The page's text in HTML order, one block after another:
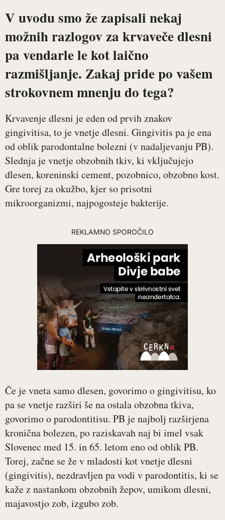
V uvodu smo že zapisali nekaj
možnih razlogov za krvaveče dlesni
pa vendarle le kot laično
razmišljanje. Zakaj pride po vašem
strokovnem mnenju do tega?
Krvavenje dlesni je eden od prvih znakov
gingivitisa, to je vnetje dlesni. Gingivitis pa je ena
od oblik parodontalne bolezni (v nadaljevanju PB).
Slednja je vnetje obzobnih tkiv, ki vključujejo
dlesen, koreninski cement, pozobnico, obzobno kost.
Gre torej za okužbo, kjer so prisotni
mikroorganizmi, najpogosteje bakterije.
REKLAMNO SPOROČILO
Če je vneta samo dlesen, govorimo o gingivitisu, ko
pa se vnetje razširi še na ostala obzobna tkiva,
govorimo o parodontitisu. PB je najbolj razširjena
kronična bolezen, po raziskavah naj bi imel vsak
Slovenec med 15. in 65. letom eno od oblik PB.
Torej, začne se že v mladosti kot vnetje dlesni
(gingivitis), nezdravljen pa vodi v parodontitis, ki se
kaže z nastankom obzobnih žepov, umikom dlesni,
majavostjo zob, izgubo zob.